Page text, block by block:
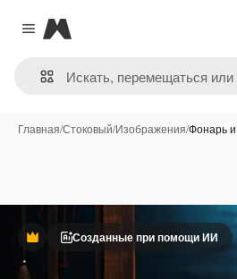
Close menu
Magnific
Главная/Стоковый/Изображения/Фонарь
ПремиумСозданные при помощи ИИ